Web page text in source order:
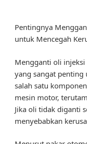
Pentingnya
untuk Mencegah
Mengganti oli injeksi
yang sangat
salah satu
mesin motor,
Jika oli tidak diganti
menyebabkan